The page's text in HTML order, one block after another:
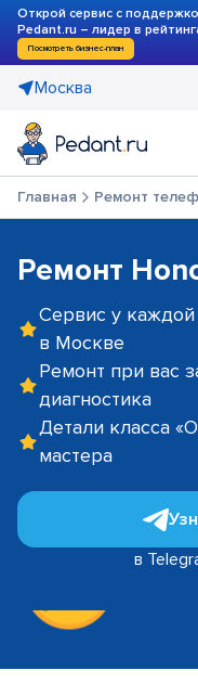
Открой сервис с
Pedant.ru – лидер в
Посмотреть бизнес-план
Москва
Главная Ремонт
Ремонт
Сервис у каждой
в Москве
Ремонт при вас
диагностика
Детали класса
мастера
в